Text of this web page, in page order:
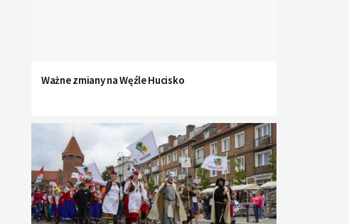
Ważne zmiany na Węźle Hucisko